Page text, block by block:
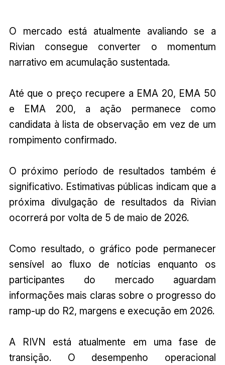
O mercado está atualmente avaliando se a
Rivian consegue converter o momentum
narrativo em acumulação sustentada.
Até que o preço recupere a EMA 20, EMA 50
e EMA 200, a ação permanece como
candidata à lista de observação em vez de um
rompimento confirmado.
O próximo período de resultados também é
significativo. Estimativas públicas indicam que a
próxima divulgação de resultados da Rivian
ocorrerá por volta de 5 de maio de 2026.
Como resultado, o gráfico pode permanecer
sensível ao fluxo de notícias enquanto os
participantes do mercado aguardam
informações mais claras sobre o progresso do
ramp-up do R2, margens e execução em 2026.
A RIVN está atualmente em uma fase de
transição. O desempenho operacional